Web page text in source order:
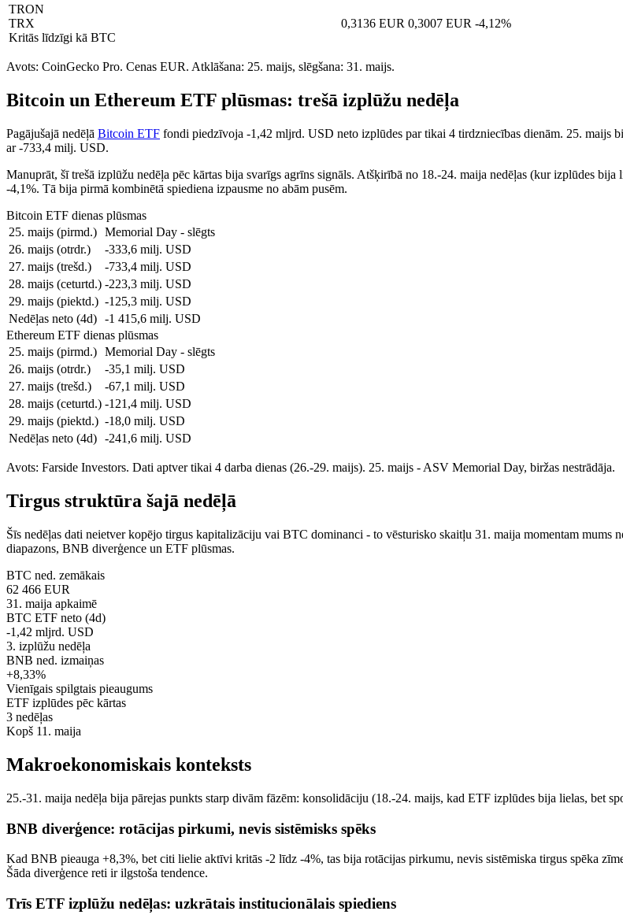
TRON
TRX
Kritās līdzīgi kā BTC
0,3136 EUR 0,3007 EUR -4,12%
Avots: CoinGecko Pro. Cenas EUR. Atklāšana: 25. maijs, slēgšana: 31. maijs.
Bitcoin un Ethereum ETF plūsmas: trešā izplūžu nedēļa
Pagājušajā nedēļā Bitcoin ETF fondi piedzīvoja -1,42 mljrd. USD neto izplūdes par tikai 4 tirdzniecības dienām. 25. maijs
ar -733,4 milj. USD.
Manuprāt, šī trešā izplūžu nedēļa pēc kārtas bija svarīgs agrīns signāls. Atšķirībā no 18.-24. maija nedēļas (kur izplūdes bija
-4,1%. Tā bija pirmā kombinētā spiediena izpausme no abām pusēm.
Bitcoin ETF dienas plūsmas
25. maijs (pirmd.) Memorial Day - slēgts
26. maijs (otrdr.)
-333,6 milj. USD
27. maijs (trešd.)
-733,4 milj. USD
28. maijs (ceturtd.) -223,3 milj. USD
29. maijs (piektd.) -125,3 milj. USD
Nedēļas neto (4d) -1 415,6 milj. USD
Ethereum ETF dienas plūsmas
25. maijs (pirmd.) Memorial Day - slēgts
26. maijs (otrdr.)
-35,1 milj. USD
27. maijs (trešd.)
-67,1 milj. USD
28. maijs (ceturtd.) -121,4 milj. USD
29. maijs (piektd.) -18,0 milj. USD
Nedēļas neto (4d) -241,6 milj. USD
Avots: Farside Investors. Dati aptver tikai 4 darba dienas (26.-29. maijs). 25. maijs - ASV Memorial Day, biržas nestrādāja.
Tirgus struktūra šajā nedēļā
Šīs nedēļas dati neietver kopējo tirgus kapitalizāciju vai BTC dominanci - to vēsturisko skaitļu 31. maija momentam
diapazons, BNB diverģence un ETF plūsmas.
BTC ned. zemākais
62 466 EUR
31. maija apkaimē
BTC ETF neto (4d)
-1,42 mljrd. USD
3. izplūžu nedēļa
BNB ned. izmaiņas
+8,33%
Vienīgais spilgtais pieaugums
ETF izplūdes pēc kārtas
3 nedēļas
Kopš 11. maija
Makroekonomiskais konteksts
25.-31. maija nedēļa bija pārejas punkts starp divām fāzēm: konsolidāciju (18.-24. maijs, kad ETF izplūdes bija lielas, bet
BNB diverģence: rotācijas pirkumi, nevis sistēmisks spēks
Kad BNB pieauga +8,3%, bet citi lielie aktīvi kritās -2 līdz -4%, tas bija rotācijas pirkumu, nevis sistēmiska tirgus spēka
Šāda diverģence reti ir ilgstoša tendence.
Trīs ETF izplūžu nedēļas: uzkrātais institucionālais spiediens